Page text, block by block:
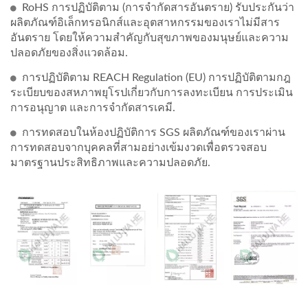
RoHS การปฏิบัติตาม (การจำกัดสารอันตราย) รับประกันว่า
ผลิตภัณฑ์อิเล็กทรอนิกส์และอุตสาหกรรมของเราไม่มีสาร
อันตราย โดยให้ความสำคัญกับสุขภาพของมนุษย์และความ
ปลอดภัยของสิ่งแวดล้อม.
การปฏิบัติตาม REACH Regulation (EU) การปฏิบัติตามกฎ
ระเบียบของสหภาพยุโรปเกี่ยวกับการลงทะเบียน การประเมิน
การอนุญาต และการจำกัดสารเคมี.
การทดสอบในห้องปฏิบัติการ SGS ผลิตภัณฑ์ของเราผ่าน
การทดสอบจากบุคคลที่สามอย่างเข้มงวดเพื่อตรวจสอบ
มาตรฐานประสิทธิภาพและความปลอดภัย.